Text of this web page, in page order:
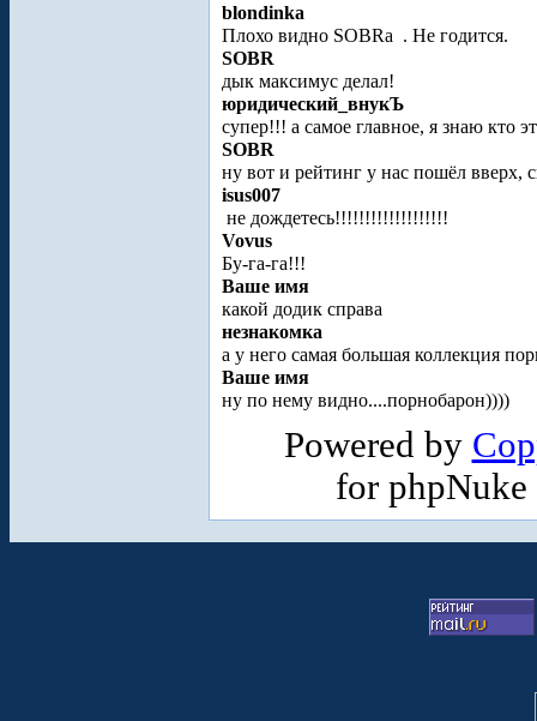
blondinka
Плохо видно SOBRa . Не годится.
SOBR
дык максимус делал!
юридический_внукЪ
супер!!! а самое главное, я знаю
SOBR
ну вот и рейтинг у нас пошёл вверх,
isus007
не дождетесь!!!!!!!!!!!!!!!!!!!
Vovus
Бу-га-га!!!
Ваше имя
какой додик справа
незнакомка
а у него самая большая коллекция
Ваше имя
ну по нему видно....порнобарон))))
Powered by
for